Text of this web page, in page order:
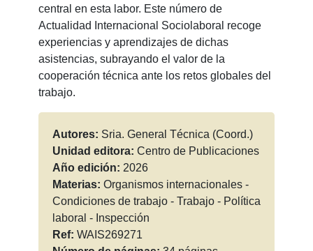
central en esta labor. Este número de
Actualidad Internacional Sociolaboral recoge
experiencias y aprendizajes de dichas
asistencias, subrayando el valor de la
cooperación técnica ante los retos globales del
trabajo.
Autores: Sria. General Técnica (Coord.)
Unidad editora: Centro de Publicaciones
Año edición: 2026
Materias: Organismos internacionales -
Condiciones de trabajo - Trabajo - Política
laboral - Inspección
Ref: WAIS269271